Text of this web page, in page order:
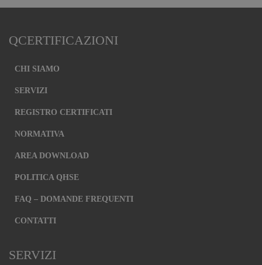
QCERTIFICAZIONI
CHI SIAMO
SERVIZI
REGISTRO CERTIFICATI
NORMATIVA
AREA DOWNLOAD
POLITICA QHSE
FAQ – DOMANDE FREQUENTI
CONTATTI
SERVIZI